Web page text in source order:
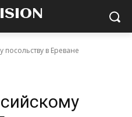
в Ереване